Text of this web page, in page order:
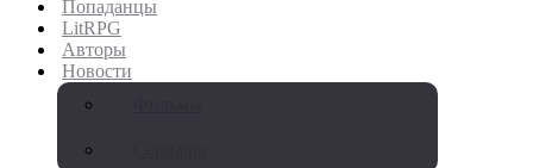
Попаданцы
LitRPG
Авторы
Новости